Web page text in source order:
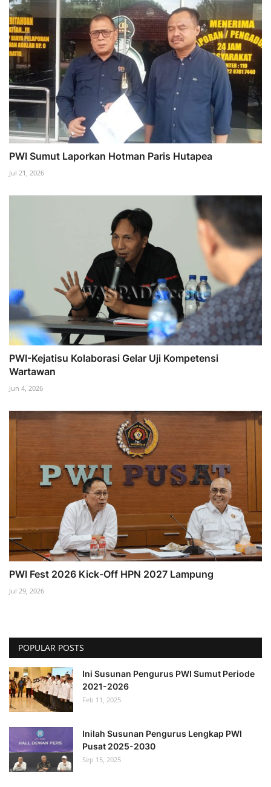
PWI Sumut Laporkan Hotman Paris Hutapea
Jul 21, 2026
PWI-Kejatisu Kolaborasi Gelar Uji Kompetensi
Wartawan
Jun 4, 2026
PWI Fest 2026 Kick-Off HPN 2027 Lampung
Jul 29, 2026
POPULAR POSTS
Ini Susunan Pengurus PWI Sumut Periode
2021-2026
Feb 11, 2025
Inilah Susunan Pengurus Lengkap PWI
Pusat 2025-2030
Sep 15, 2025